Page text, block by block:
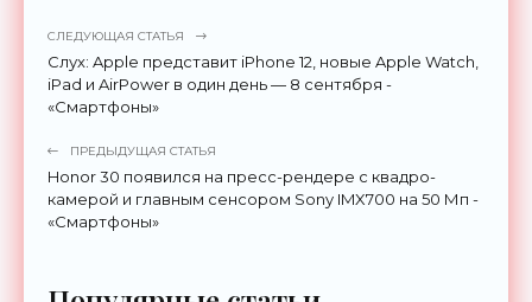
СЛЕДУЮЩАЯ СТАТЬЯ
Слух: Apple представит iPhone 12, новые Apple Watch,
iPad и AirPower в один день — 8 сентября -
«Смартфоны»
ПРЕДЫДУЩАЯ СТАТЬЯ
Honor 30 появился на пресс-рендере с квадро-
камерой и главным сенсором Sony IMX700 на 50 Мп -
«Смартфоны»